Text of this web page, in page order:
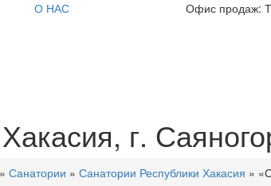
О НАС
Офис продаж:
г.
» Санатории » Санатории Республики Хакасия »